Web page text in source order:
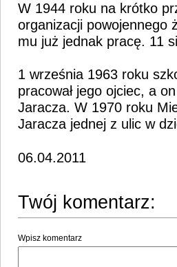
W 1944 roku na krótko
organizacji powojennego
mu już jednak pracę. 11
1 września 1963 roku
pracował jego ojciec, a
Jaracza. W 1970 roku
Jaracza jednej z ulic w
06.04.2011
Twój komentarz:
Wpisz komentarz